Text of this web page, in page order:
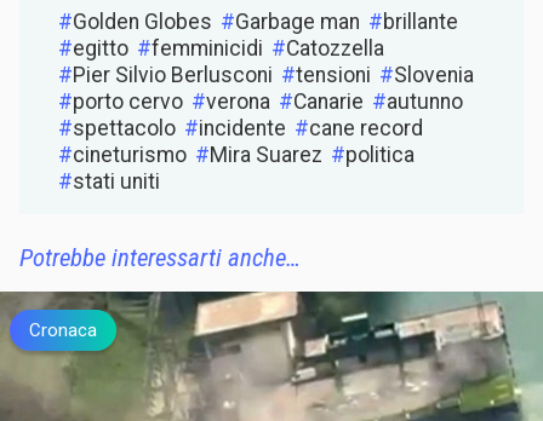
Golden Globes Garbage man
brillante
egitto
femminicidi
Catozzella
Pier Silvio Berlusconi
tensioni
Slovenia
porto cervo
verona Canarie
autunno
spettacolo
incidente
cane record
cineturismo
Mira Suarez
politica
stati uniti
Potrebbe interessarti anche…
Cronaca